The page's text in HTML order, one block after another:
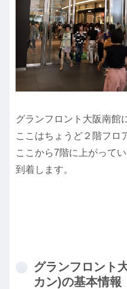
グランフロント大阪南館
ここはちょうど２階フロ
ここから7階に上がって
到着します。
グランフロント
カン)の基本情報